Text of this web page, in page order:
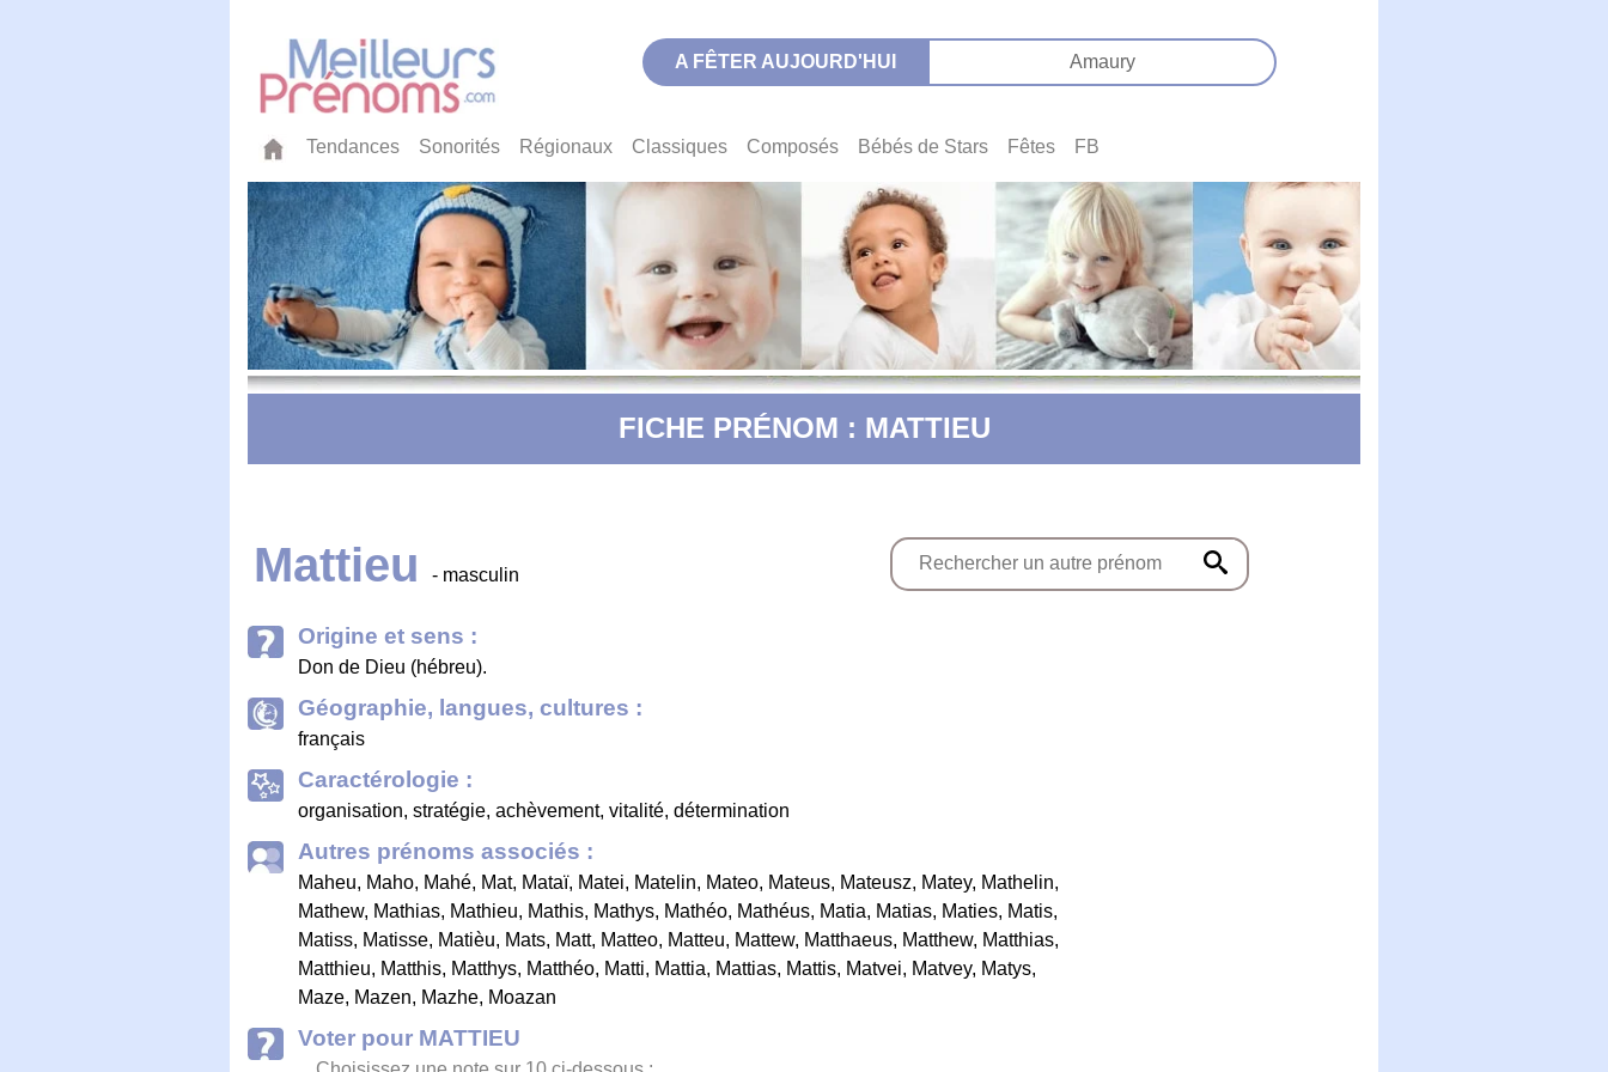
A FÊTER AUJOURD'HUI Amaury
Tendances Sonorités Régionaux Classiques Composés Bébés de Stars Fêtes FB
FICHE PRÉNOM : MATTIEU
Mattieu - masculin
Origine et sens :
Don de Dieu (hébreu).
Géographie, langues, cultures :
français
Caractérologie :
organisation, stratégie, achèvement, vitalité, détermination
Autres prénoms associés :
Maheu, Maho, Mahé, Mat, Mataï, Matei, Matelin, Mateo, Mateus, Mateusz, Matey, Mathelin,
Mathew, Mathias, Mathieu, Mathis, Mathys, Mathéo, Mathéus, Matia, Matias, Maties, Matis,
Matiss, Matisse, Matièu, Mats, Matt, Matteo, Matteu, Mattew, Matthaeus, Matthew, Matthias,
Matthieu, Matthis, Matthys, Matthéo, Matti, Mattia, Mattias, Mattis, Matvei, Matvey, Matys,
Maze, Mazen, Mazhe, Moazan
Voter pour MATTIEU